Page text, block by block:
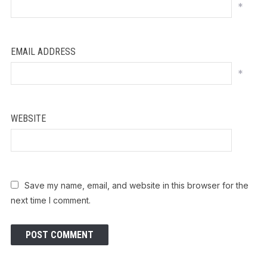
*
EMAIL ADDRESS
*
WEBSITE
Save my name, email, and website in this browser for the
next time I comment.